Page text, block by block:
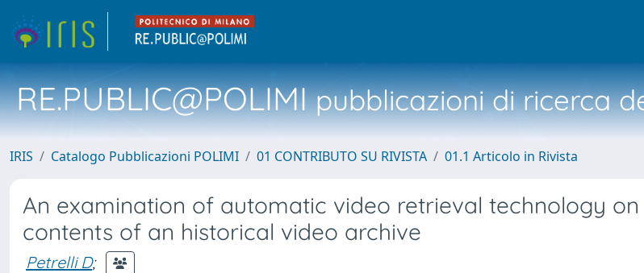
RE.PUBLIC@POLIMIpubblicazioni di ricerca
IRIS Catalogo Pubblicazioni POLIMI 01 CONTRIBUTO SU RIVISTA 01.1 Articolo in Rivista
An examination of automatic video retrieval technology
contents of an historical video archive
Petrelli D;